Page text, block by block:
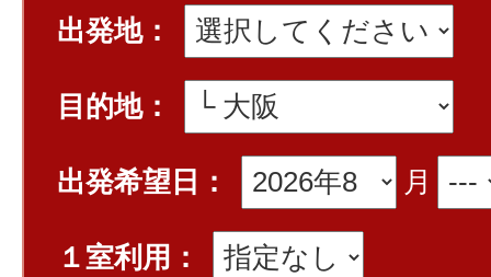
出発地：
目的地：
出発希望日：
月
１室利用：